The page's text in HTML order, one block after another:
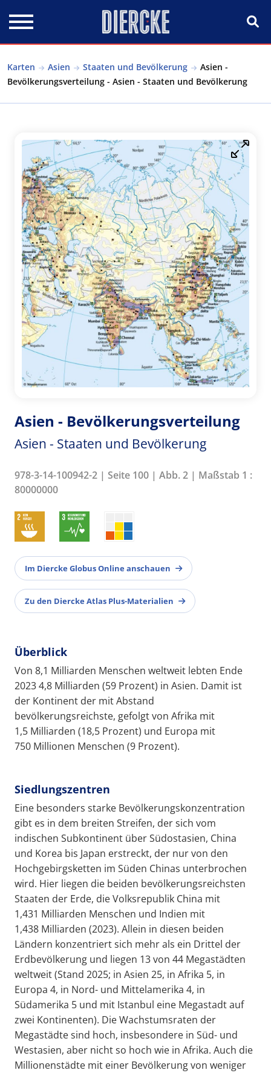
Karten Asien Staaten und Bevölkerung
Asien -
Bevölkerungsverteilung - Asien - Staaten und Bevölkerung
Asien - Bevölkerungsverteilung
Asien - Staaten und Bevölkerung
978-3-14-100942-2 | Seite 100 | Abb. 2 | Maßstab 1 :
80000000
Im Diercke Globus Online anschauen
Zu den Diercke Atlas Plus-Materialien
Überblick
Von 8,1 Milliarden Menschen weltweit lebten Ende
2023 4,8 Milliarden (59 Prozent) in Asien. Damit ist
der Kontinent der mit Abstand
bevölkerungsreichste, gefolgt von Afrika mit
1,5 Milliarden (18,5 Prozent) und Europa mit
750 Millionen Menschen (9 Prozent).
Siedlungszentren
Eine besonders starke Bevölkerungskonzentration
gibt es in dem breiten Streifen, der sich vom
indischen Subkontinent über Südostasien, China
und Korea bis Japan erstreckt, der nur von den
Hochgebirgsketten im Süden Chinas unterbrochen
wird. Hier liegen die beiden bevölkerungsreichsten
Staaten der Erde, die Volksrepublik China mit
1,431 Milliarden Menschen und Indien mit
1,438 Milliarden (2023). Allein in diesen beiden
Ländern konzentriert sich mehr als ein Drittel der
Erdbevölkerung und liegen 13 von 44 Megastädten
weltweit (Stand 2025; in Asien 25, in Afrika 5, in
Europa 4, in Nord- und Mittelamerika 4, in
Südamerika 5 und mit Istanbul eine Megastadt auf
zwei Kontinenten). Die Wachstumsraten der
Megastädte sind hoch, insbesondere in Süd- und
Westasien, aber nicht so hoch wie in Afrika. Auch die
Millionenstädte mit einer Bevölkerung von weniger